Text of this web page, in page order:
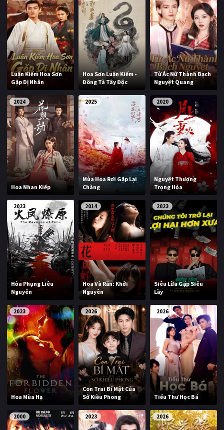
Luận Kiếm Hoa Sơn
Gặp Dị Nhân
Hoa Sơn Luận Kiếm -
Đông Tà Tây Độc
Từ Ác Nữ Thành Bạch
Nguyệt Quang
2024
Hoa Nhan Kiếp
2025
Mùa Hoa Rơi Gặp Lại
Chàng
2020
Nguyệt Thượng
Trọng Hỏa
2023
Hỏa Phụng Liêu
Nguyên
2014
Hoa Và Rắn: Khởi
Nguyên
2023
Siêu Lừa Gặp Siêu
Lầy
2023
Hoa Mùa Hạ
2026
Con Trai Bí Mật Của
Sở Kiều Phong
2026
Tiểu Thư Học Bá
2000 2023 2026